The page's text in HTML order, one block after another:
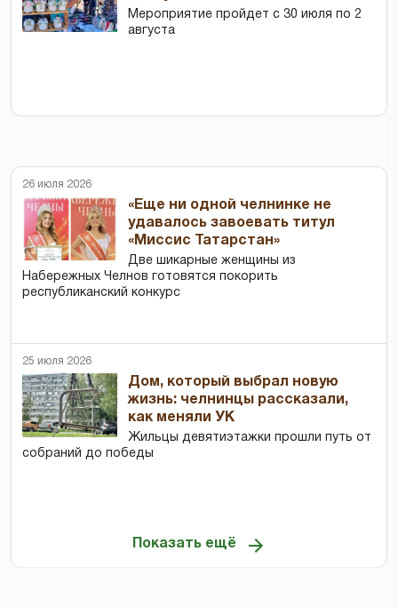
Мероприятие пройдет с 30 июля по 2
августа
26 июля 2026
«Еще ни одной челнинке не
удавалось завоевать титул
«Миссис Татарстан»
Две шикарные женщины из
Набережных Челнов готовятся покорить
республиканский конкурс
25 июля 2026
Дом, который выбрал новую
жизнь: челнинцы рассказали,
как меняли УК
Жильцы девятиэтажки прошли путь от
собраний до победы
Показать ещё